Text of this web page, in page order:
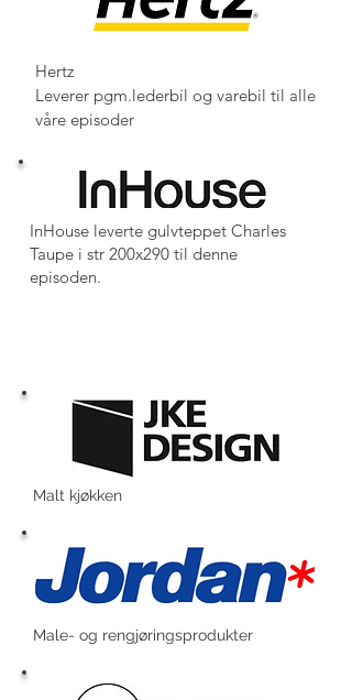
Hertz
Leverer pgm.lederbil og varebil til alle
våre episoder
InHouse leverte gulvteppet Charles
Taupe i str 200x290 til denne
episoden.
Malt kjøkken
Male- og rengjøringsprodukter